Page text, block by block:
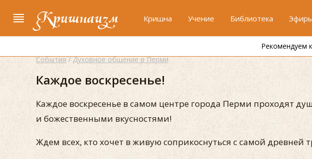
Кришнаизм Кришна Учение Библиотека
Рекомендуем
События/Духовное общение в Перми
Каждое воскресенье!
Каждое воскресенье в самом центре города Перми проходят
и божественными вкусностями!
Ждем всех, кто хочет в живую соприкоснуться с самой